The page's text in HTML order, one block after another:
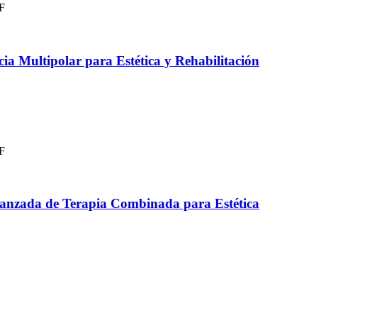
Multipolar para Estética y Rehabilitación
de Terapia Combinada para Estética